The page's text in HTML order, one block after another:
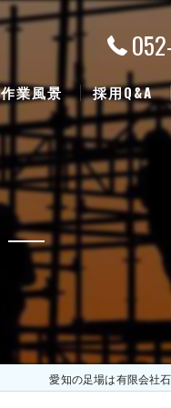
作業風景 採用Q&A
愛知の足場は有限会社